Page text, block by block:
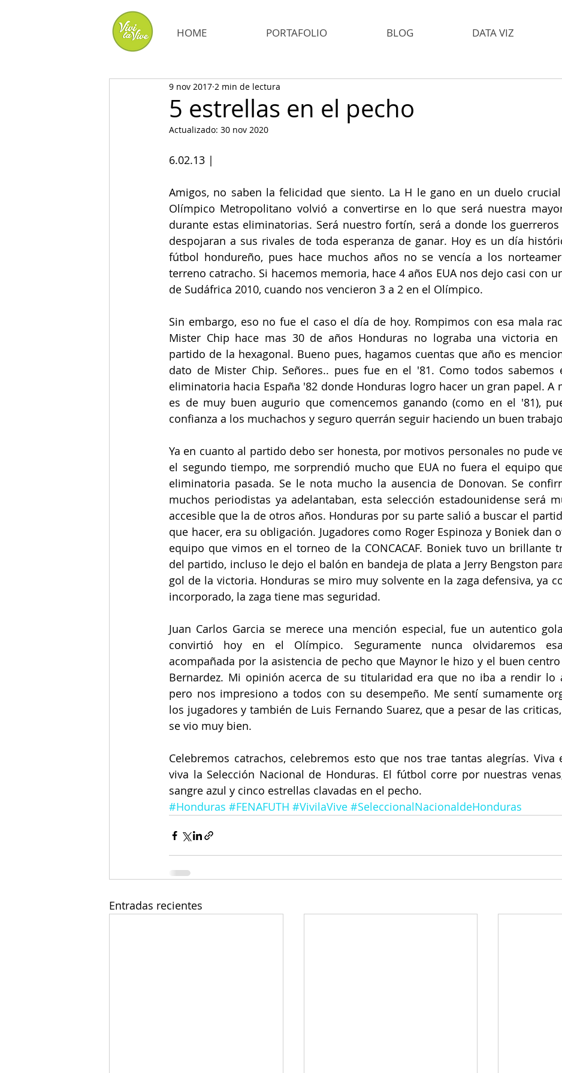
HOME PORTAFOLIO BLOG DATA VIZ
5 estrellas en el pecho
9 nov 2017 2 min de lectura
Actualizado: 30 nov 2020
6.02.13 |
Amigos, no saben la felicidad que siento. La H le gano en un duelo crucial
Olímpico Metropolitano volvió a convertirse en lo que será nuestra
durante estas eliminatorias. Será nuestro fortín, será a donde los guerreros
despojaran a sus rivales de toda esperanza de ganar. Hoy es un día
fútbol hondureño, pues hace muchos años no se vencía a los
terreno catracho. Si hacemos memoria, hace 4 años EUA nos dejo casi con
de Sudáfrica 2010, cuando nos vencieron 3 a 2 en el Olímpico.
Sin embargo, eso no fue el caso el día de hoy. Rompimos con esa mala
Mister Chip hace mas 30 de años Honduras no lograba una victoria
partido de la hexagonal. Bueno pues, hagamos cuentas que año es
dato de Mister Chip. Señores.. pues fue en el '81. Como todos sabemos
eliminatoria hacia España '82 donde Honduras logro hacer un gran papel. A
es de muy buen augurio que comencemos ganando (como en el '81),
confianza a los muchachos y seguro querrán seguir haciendo un buen
Ya en cuanto al partido debo ser honesta, por motivos personales no pude
el segundo tiempo, me sorprendió mucho que EUA no fuera el equipo
eliminatoria pasada. Se le nota mucho la ausencia de Donovan. Se
muchos periodistas ya adelantaban, esta selección estadounidense será
accesible que la de otros años. Honduras por su parte salió a buscar el
que hacer, era su obligación. Jugadores como Roger Espinoza y Boniek dan
equipo que vimos en el torneo de la CONCACAF. Boniek tuvo un brillante
del partido, incluso le dejo el balón en bandeja de plata a Jerry Bengston
gol de la victoria. Honduras se miro muy solvente en la zaga defensiva, ya
incorporado, la zaga tiene mas seguridad.
Juan Carlos Garcia se merece una mención especial, fue un autentico
convirtió hoy en el Olímpico. Seguramente nunca olvidaremos
acompañada por la asistencia de pecho que Maynor le hizo y el buen
Bernardez. Mi opinión acerca de su titularidad era que no iba a rendir lo
pero nos impresiono a todos con su desempeño. Me sentí sumamente
los jugadores y también de Luis Fernando Suarez, que a pesar de las
se vio muy bien.
Celebremos catrachos, celebremos esto que nos trae tantas alegrías.
viva la Selección Nacional de Honduras. El fútbol corre por nuestras
sangre azul y cinco estrellas clavadas en el pecho.
#Honduras #FENAFUTH #VivilaVive #SeleccionalNacionaldeHonduras
Entradas recientes